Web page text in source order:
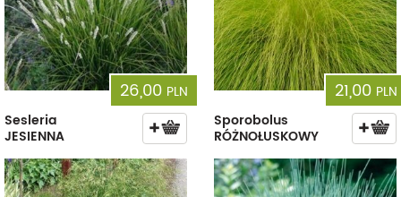
26,00 PLN
Sesleria
JESIENNA
21,00 PLN
Sporobolus
RÓŻNOŁUSKOWY